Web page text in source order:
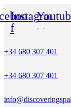
al
contenido
f
Instagram
+34 680 307 401
+34 680 307 401